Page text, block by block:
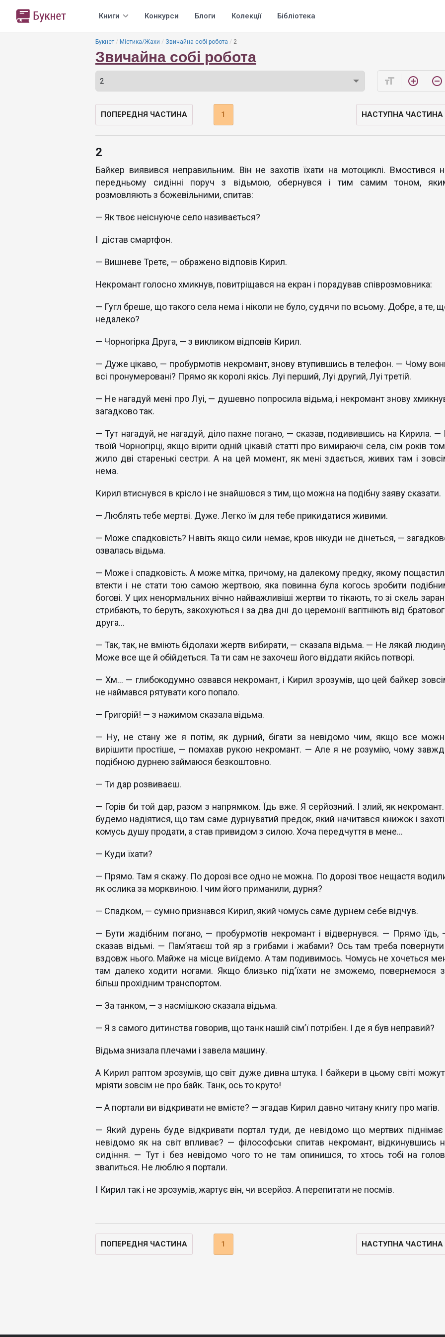
Книги Конкурси Блоги Колекції Бібліотека
Букнет Містика/Жахи Звичайна собі робота 2
Звичайна собі робота
format_size add_circle_outline remove_circle_outline
ПОПЕРЕДНЯ ЧАСТИНА 1 НАСТУПНА ЧАСТИНА
2
Байкер виявився неправильним. Він не захотів їхати на мотоциклі. Вмостився
передньому сидінні поруч з відьмою, обернувся і тим самим тоном,
розмовляють з божевільними, спитав:
— Як твоє неіснуюче село називається?
І дістав смартфон.
— Вишневе Третє, — ображено відповів Кирил.
Некромант голосно хмикнув, повитріщався на екран і порадував співрозмовника:
— Гугл бреше, що такого села нема і ніколи не було, судячи по всьому. Добре, а те,
недалеко?
— Чорногірка Друга, — з викликом відповів Кирил.
— Дуже цікаво, — пробурмотів некромант, знову втупившись в телефон. — Чому
всі пронумеровані? Прямо як королі якісь. Луі перший, Луі другий, Луі третій.
— Не нагадуй мені про Луі, — душевно попросила відьма, і некромант знову
загадково так.
— Тут нагадуй, не нагадуй, діло пахне погано, — сказав, подивившись на Кирила. —
твоїй Чорногірці, якщо вірити одній цікавій статті про вимираючі села, сім років
жило дві старенькі сестри. А на цей момент, як мені здається, живих там і
нема.
Кирил втиснувся в крісло і не знайшовся з тим, що можна на подібну заяву сказати.
— Люблять тебе мертві. Дуже. Легко їм для тебе прикидатися живими.
— Може спадковість? Навіть якщо сили немає, кров нікуди не дінеться, —
озвалась відьма.
— Може і спадковість. А може мітка, причому, на далекому предку, якому
втекти і не стати тою самою жертвою, яка повинна була когось зробити
богові. У цих ненормальних вічно найважливіші жертви то тікають, то зі скель
стрибають, то беруть, закохуються і за два дні до церемонії вагітніють від
друга…
— Так, так, не вміють бідолахи жертв вибирати, — сказала відьма. — Не лякай
Може все ще й обійдеться. Та ти сам не захочеш його віддати якійсь потворі.
— Хм… — глибокодумно озвався некромант, і Кирил зрозумів, що цей байкер
не наймався рятувати кого попало.
— Григорій! — з нажимом сказала відьма.
— Ну, не стану же я потім, як дурний, бігати за невідомо чим, якщо все
вирішити простіше, — помахав рукою некромант. — Але я не розумію, чому
подібною дурнею займаюся безкоштовно.
— Ти дар розвиваєш.
— Горів би той дар, разом з напрямком. Їдь вже. Я серйозний. І злий, як некромант.
будемо надіятися, що там саме дурнуватий предок, який начитався книжок і
комусь душу продати, а став привидом з силою. Хоча передчуття в мене…
— Куди їхати?
— Прямо. Там я скажу. По дорозі все одно не можна. По дорозі твоє нещастя
як ослика за морквиною. І чим його приманили, дурня?
— Спадком, — сумно признався Кирил, який чомусь саме дурнем себе відчув.
— Бути жадібним погано, — пробурмотів некромант і відвернувся. — Прямо їдь,
сказав відьмі. — Пам’ятаєш той яр з грибами і жабами? Ось там треба повернути
вздовж нього. Майже на місце виїдемо. А там подивимось. Чомусь не хочеться
там далеко ходити ногами. Якщо близько під’їхати не зможемо, повернемося
більш прохідним транспортом.
— За танком, — з насмішкою сказала відьма.
— Я з самого дитинства говорив, що танк нашій сім’ї потрібен. І де я був неправий?
Відьма знизала плечами і завела машину.
А Кирил раптом зрозумів, що світ дуже дивна штука. І байкери в цьому світі
мріяти зовсім не про байк. Танк, ось то круто!
— А портали ви відкривати не вмієте? — згадав Кирил давно читану книгу про магів.
— Який дурень буде відкривати портал туди, де невідомо що мертвих піднімає
невідомо як на світ впливає? — філософськи спитав некромант, відкинувшись
сидіння. — Тут і без невідомо чого то не там опинишся, то хтось тобі на
звалиться. Не люблю я портали.
І Кирил так і не зрозумів, жартує він, чи всерйоз. А перепитати не посмів.
ПОПЕРЕДНЯ ЧАСТИНА 1 НАСТУПНА ЧАСТИНА